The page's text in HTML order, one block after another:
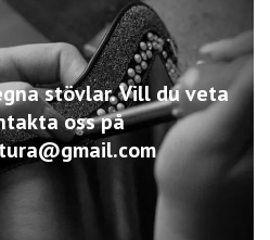
stövlar. Vill du veta
oss på